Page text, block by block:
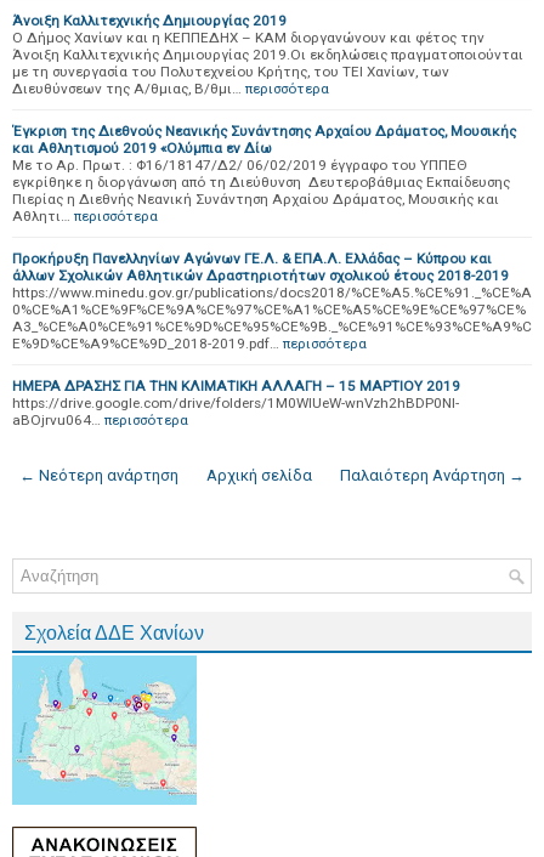
Άνοιξη Καλλιτεχνικής Δημιουργίας 2019
O Δήμος Χανίων και η ΚΕΠΠΕΔΗΧ – ΚΑΜ διοργανώνουν και φέτος την
Άνοιξη Καλλιτεχνικής Δημιουργίας 2019.Οι εκδηλώσεις πραγματοποιούνται
με τη συνεργασία του Πολυτεχνείου Κρήτης, του ΤΕΙ Χανίων, των
Διευθύνσεων της Α/θμιας, Β/θμι… περισσότερα
Έγκριση της Διεθνούς Νεανικής Συνάντησης Αρχαίου Δράματος, Μουσικής
και Αθλητισμού 2019 «Ολύμπια εν Δίω
Με το Αρ. Πρωτ. : Φ16/18147/Δ2/ 06/02/2019 έγγραφο του ΥΠΠΕΘ
εγκρίθηκε η διοργάνωση από τη Διεύθυνση Δευτεροβάθμιας Εκπαίδευσης
Πιερίας η Διεθνής Νεανική Συνάντηση Αρχαίου Δράματος, Μουσικής και
Αθλητι… περισσότερα
Προκήρυξη Πανελληνίων Αγώνων ΓΕ.Λ. & ΕΠΑ.Λ. Ελλάδας – Κύπρου και
άλλων Σχολικών Αθλητικών Δραστηριοτήτων σχολικού έτους 2018-2019
https://www.minedu.gov.gr/publications/docs2018/%CE%A5.%CE%91._%CE%A
0%CE%A1%CE%9F%CE%9A%CE%97%CE%A1%CE%A5%CE%9E%CE%97%CE%
A3_%CE%A0%CE%91%CE%9D%CE%95%CE%9B._%CE%91%CE%93%CE%A9%C
E%9D%CE%A9%CE%9D_2018-2019.pdf… περισσότερα
ΗΜΕΡΑ ΔΡΑΣΗΣ ΓΙΑ ΤΗΝ ΚΛΙΜΑΤΙΚΗ ΑΛΛΑΓΗ – 15 ΜΑΡΤΙΟΥ 2019
https://drive.google.com/drive/folders/1M0WlUeW-wnVzh2hBDP0Nl-
aBOjrvu064… περισσότερα
← Νεότερη ανάρτηση Παλαιότερη Ανάρτηση →
Αρχική σελίδα
Σχολεία ΔΔΕ Χανίων